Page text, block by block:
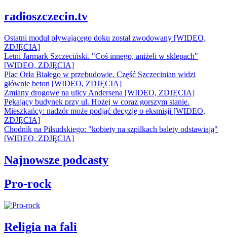
radioszczecin.tv
Ostatni moduł pływającego doku został zwodowany [WIDEO,
ZDJĘCIA]
Letni Jarmark Szczeciński. "Coś innego, aniżeli w sklepach"
[WIDEO, ZDJĘCIA]
Plac Orła Białego w przebudowie. Część Szczecinian widzi
głównie beton [WIDEO, ZDJĘCIA]
Zmiany drogowe na ulicy Andersena [WIDEO, ZDJĘCIA]
Pękający budynek przy ul. Hożej w coraz gorszym stanie.
Mieszkańcy: nadzór może podjąć decyzję o eksmisji [WIDEO,
ZDJĘCIA]
Chodnik na Piłsudskiego: "kobiety na szpilkach balety odstawiają"
[WIDEO, ZDJĘCIA]
Najnowsze podcasty
Pro-rock
Religia na fali